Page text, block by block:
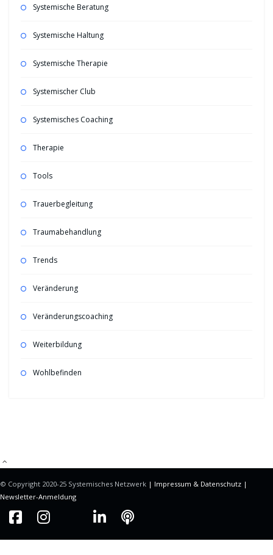
Systemische Beratung
Systemische Haltung
Systemische Therapie
Systemischer Club
Systemisches Coaching
Therapie
Tools
Trauerbegleitung
Traumabehandlung
Trends
Veränderung
Veränderungscoaching
Weiterbildung
Wohlbefinden
© Copyright 2020-25 Systemisches Netzwerk | Impressum & Datenschutz |
Newsletter-Anmeldung